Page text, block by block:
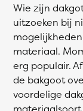
Wie zijn
uitzoeken bij
materiaal.
erg populair.
de bakgoot
voordelige